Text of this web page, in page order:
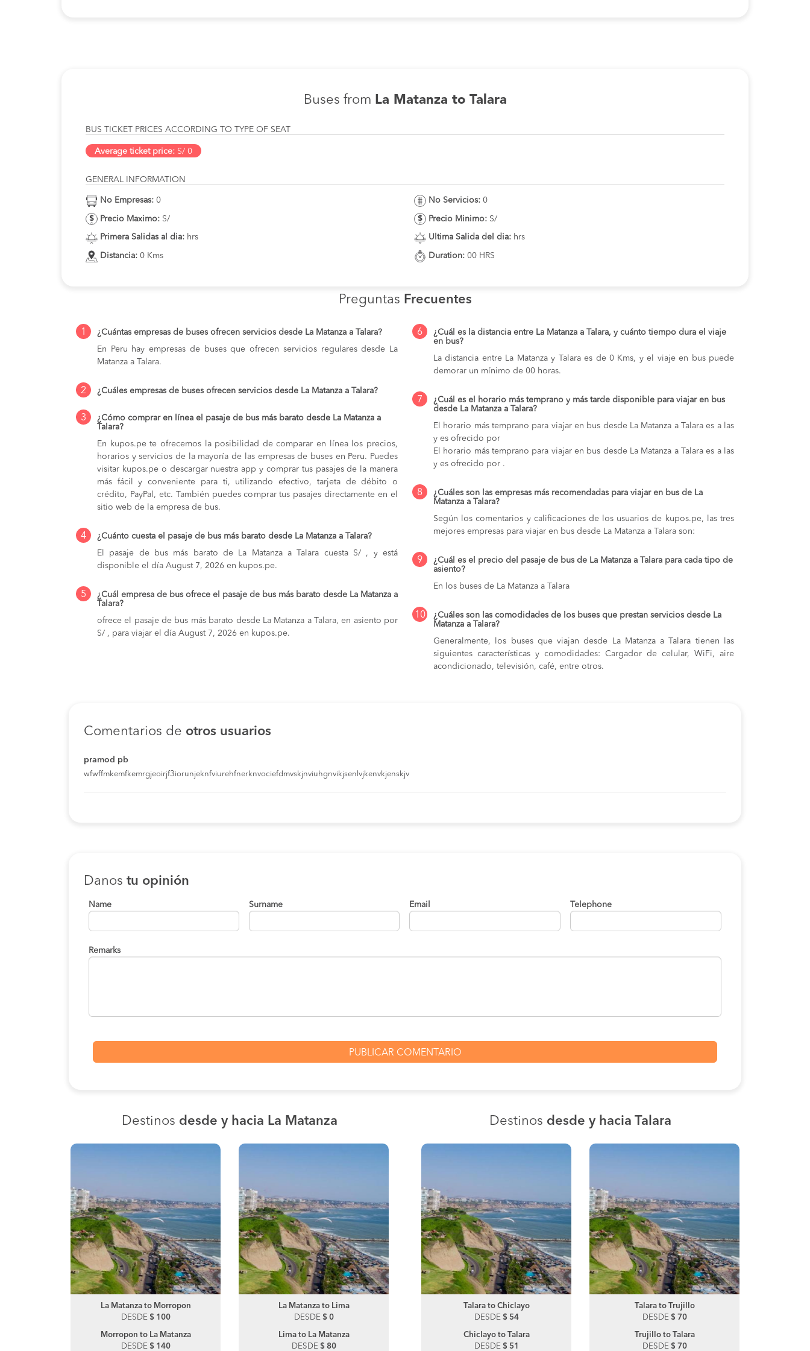
Buses from La Matanza to Talara
BUS TICKET PRICES ACCORDING TO TYPE OF SEAT
Average ticket price: S/ 0
GENERAL INFORMATION
No Empresas: 0
Precio Maximo: S/
Primera Salidas al dia: hrs
Distancia: 0 Kms
No Servicios: 0
Precio Minimo: S/
Ultima Salida del dia: hrs
Duration: 00 HRS
Preguntas Frecuentes
1
¿Cuántas empresas de buses ofrecen servicios desde La Matanza a Talara?
En Peru hay empresas de buses que ofrecen servicios regulares desde La
Matanza a Talara.
2 ¿Cuáles empresas de buses ofrecen servicios desde La Matanza a Talara?
3
¿Cómo comprar en línea el pasaje de bus más barato desde La Matanza a
Talara?
En kupos.pe te ofrecemos la posibilidad de comparar en línea los precios,
horarios y servicios de la mayoría de las empresas de buses en Peru. Puedes
visitar kupos.pe o descargar nuestra app y comprar tus pasajes de la manera
más fácil y conveniente para ti, utilizando efectivo, tarjeta de débito o
crédito, PayPal, etc. También puedes comprar tus pasajes directamente en el
sitio web de la empresa de bus.
4
¿Cuánto cuesta el pasaje de bus más barato desde La Matanza a Talara?
El pasaje de bus más barato de La Matanza a Talara cuesta S/ , y está
disponible el día August 7, 2026 en kupos.pe.
5
¿Cuál empresa de bus ofrece el pasaje de bus más barato desde La Matanza a
Talara?
ofrece el pasaje de bus más barato desde La Matanza a Talara, en asiento por
S/ , para viajar el día August 7, 2026 en kupos.pe.
6
¿Cuál es la distancia entre La Matanza a Talara, y cuánto tiempo dura el viaje
en bus?
La distancia entre La Matanza y Talara es de 0 Kms, y el viaje en bus puede
demorar un mínimo de 00 horas.
7
¿Cuál es el horario más temprano y más tarde disponible para viajar en bus
desde La Matanza a Talara?
El horario más temprano para viajar en bus desde La Matanza a Talara es a las
y es ofrecido por
El horario más temprano para viajar en bus desde La Matanza a Talara es a las
y es ofrecido por .
8
¿Cuáles son las empresas más recomendadas para viajar en bus de La
Matanza a Talara?
Según los comentarios y calificaciones de los usuarios de kupos.pe, las tres
mejores empresas para viajar en bus desde La Matanza a Talara son:
9
¿Cuál es el precio del pasaje de bus de La Matanza a Talara para cada tipo de
asiento?
En los buses de La Matanza a Talara
10
¿Cuáles son las comodidades de los buses que prestan servicios desde La
Matanza a Talara?
Generalmente, los buses que viajan desde La Matanza a Talara tienen las
siguientes características y comodidades: Cargador de celular, WiFi, aire
acondicionado, televisión, café, entre otros.
Comentarios de otros usuarios
pramod pb
wfwffmkemfkemrgjeoirjf3iorunjeknfviurehfnerknvociefdmvskjnviuhgnvikjsenlvjkenvkjenskjv
Danos tu opinión
Name Surname Email Telephone
Remarks
Destinos desde y hacia La Matanza
La Matanza to Morropon
DESDE $ 100
Morropon to La Matanza
DESDE $ 140
La Matanza to Lima
DESDE $ 0
Lima to La Matanza
DESDE $ 80
La Matanza to Piura
DESDE$ 180
Piura to La Matanza
DESDE$ 100
La Matanza to Morropon
DESDE$ 100
Morropon to La Matanza
DESDE$ 140
Destinos desde y hacia Talara
Talara to Trujillo
DESDE$ 70
Trujillo to Talara
DESDE$ 70
Talara to Piura
DESDE$ 280
Piura to Talara
DESDE$ 120
Talara to Chiclayo
DESDE $ 54
Chiclayo to Talara
DESDE $ 51
Talara to Trujillo
DESDE $ 70
Trujillo to Talara
DESDE $ 70